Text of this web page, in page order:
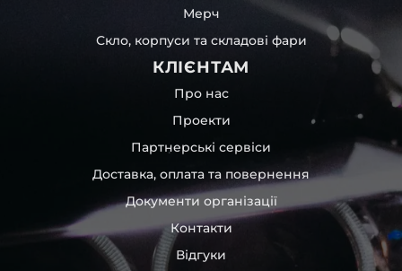
Мерч
Скло, корпуси та складові фари
КЛІЄНТАМ
Про нас
Проекти
Партнерські сервіси
Доставка, оплата та повернення
Документи організації
Контакти
Відгуки